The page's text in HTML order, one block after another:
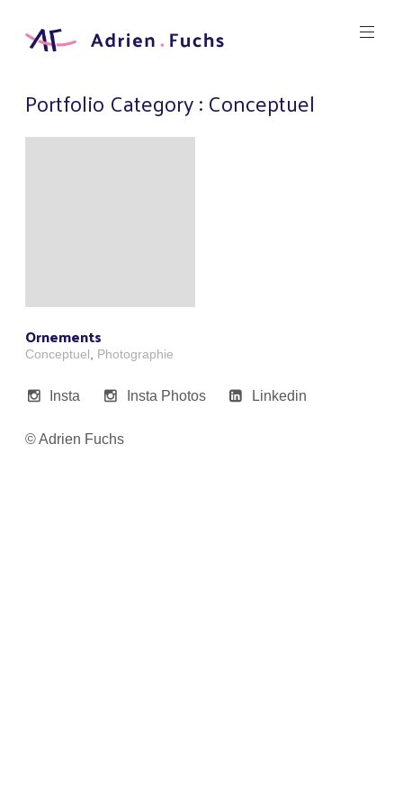
au
contenu
Adrien
Fuchs
Portfolio Category :Conceptuel
Ornements
Conceptuel Photographie
Insta Insta Photos Linkedin
© Adrien Fuchs